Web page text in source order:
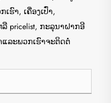
ຮົາ, ເຄື່ອງເປົ່າ,
pricelist, ກະລຸນາຝາກອີ
ແລະພວກເຮົາຈະຕິດຕໍ່